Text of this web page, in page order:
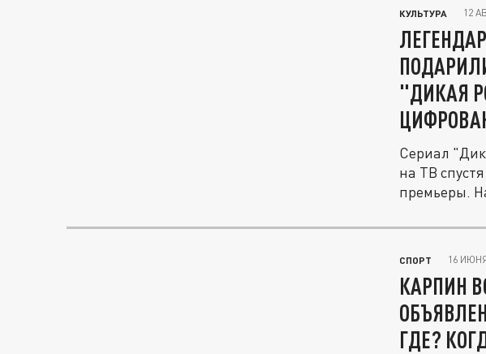
КУЛЬТУРА 12
"ДИКАЯ
Сериал
на ТВ
премьеры.
СПОРТ 16
КАРПИН
ГДЕ?